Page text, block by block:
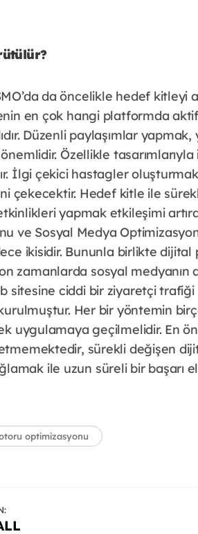
da öncelikle hedef kitleyi
en çok hangi platformda
Düzenli paylaşımlar yapmak,
Özellikle
İlgi çekici hastagler
çekecektir. Hedef kitle ile
yapmak etkileşimi
ve Sosyal Medya
ikisidir. Bununla birlikte dijital
zamanlarda sosyal medyanın
sitesine ciddi bir ziyaretçi trafiği
Her bir yöntemin
uygulamaya geçilmelidir. En
sürekli değişen
ile uzun süreli bir başarı
optimizasyonu